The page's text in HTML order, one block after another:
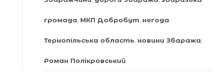
громада МКП Добробут негода
Тернопільська область новини Збаража
Роман Полікровський